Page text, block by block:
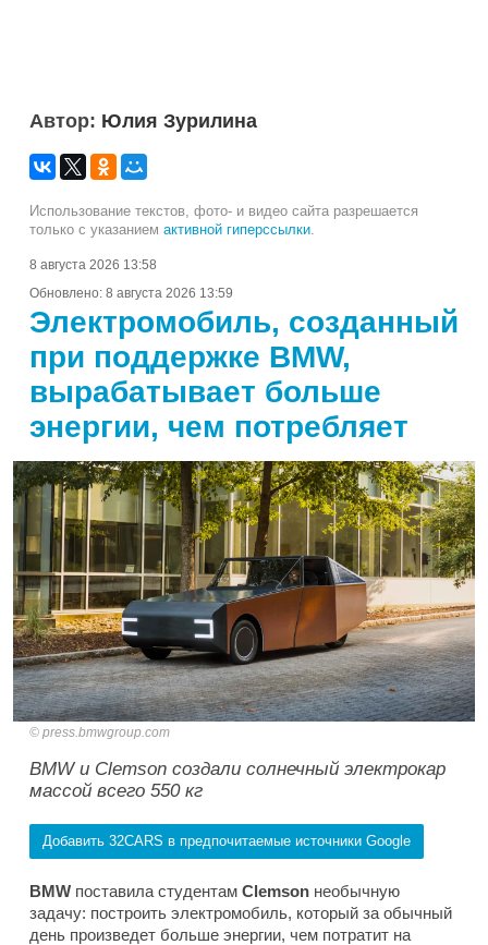
Автор: Юлия Зурилина
Использование текстов, фото- и видео сайта разрешается
только с указанием активной гиперссылки.
8 августа 2026 13:58
Обновлено: 8 августа 2026 13:59
Электромобиль, созданный
при поддержке BMW,
вырабатывает больше
энергии, чем потребляет
press.bmwgroup.com
BMW и Clemson создали солнечный электрокар
массой всего 550 кг
Добавить 32CARS в предпочитаемые источники Google
BMW поставила студентам Clemson необычную
задачу: построить электромобиль, который за обычный
день произведет больше энергии, чем потратит на